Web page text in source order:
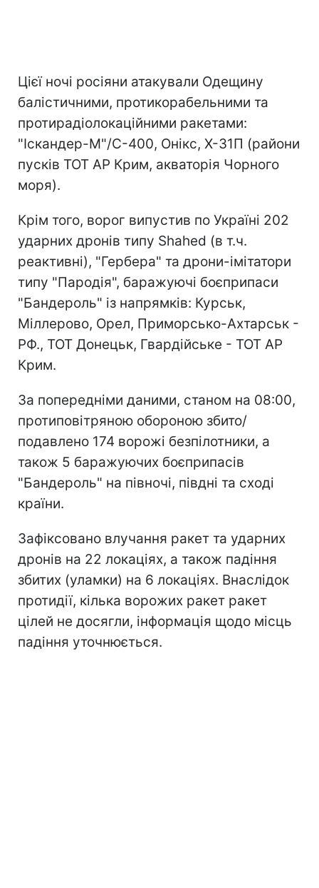
Цієї ночі росіяни атакували Одещину
балістичними, протикорабельними та
протирадіолокаційними ракетами:
"Іскандер-М"/С-400, Онікс, Х-31П (райони
пусків ТОТ АР Крим, акваторія Чорного
моря).
Крім того, ворог випустив по Україні 202
ударних дронів типу Shahed (в т.ч.
реактивні), "Гербера" та дрони-імітатори
типу "Пародія", баражуючі боєприпаси
"Бандероль" із напрямків: Курськ,
Міллерово, Орел, Приморсько-Ахтарськ -
РФ., ТОТ Донецьк, Гвардійське - ТОТ АР
Крим.
За попередніми даними, станом на 08:00,
протиповітряною обороною збито/
подавлено 174 ворожі безпілотники, а
також 5 баражуючих боєприпасів
"Бандероль" на півночі, півдні та сході
країни.
Зафіксовано влучання ракет та ударних
дронів на 22 локаціях, а також падіння
збитих (уламки) на 6 локаціях. Внаслідок
протидії, кілька ворожих ракет ракет
цілей не досягли, інформація щодо місць
падіння уточнюється.